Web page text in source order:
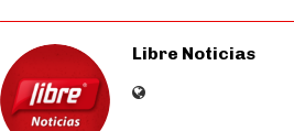
Libre Noticias